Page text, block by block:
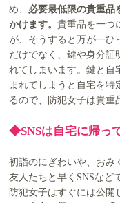
め、 必要最低限の貴重品
かけます。貴重品を一つ
が、そうすると万が一ひ
だけでなく、鍵や身分証
れてしまいます。鍵と自
まれてしまうと自宅を特
るので、防犯女子は貴重
◆SNSは自宅に帰っ
初詣のにぎわいや、おみ
友人たちと早くSNSなど
防犯女子はすぐには公